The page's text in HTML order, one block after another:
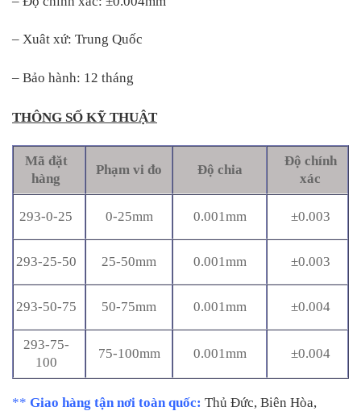
– Xuât xứ: Trung Quốc
– Bảo hành: 12 tháng
THÔNG SỐ KỸ THUẬT
Mã đặt
hàng
Phạm vi đo Độ chia
Độ chính
xác
293-0-25 0-25mm 0.001mm ±0.003
293-25-50 25-50mm 0.001mm ±0.003
293-50-75 50-75mm 0.001mm ±0.004
293-75-
100
75-100mm 0.001mm ±0.004
** Giao hàng tận nơi toàn quốc: Thủ Đức, Biên Hòa,